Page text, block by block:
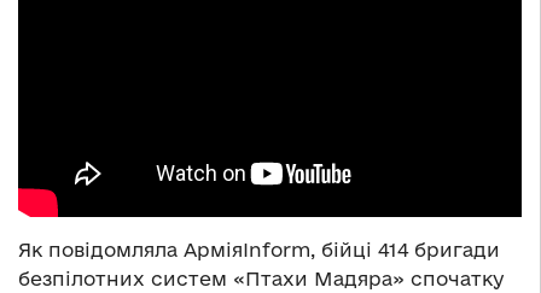
Як повідомляла АрміяInform, бійці 414 бригади
безпілотних систем «Птахи Мадяра» спочатку